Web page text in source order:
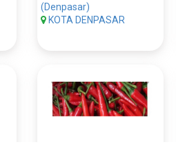
(Denpasar)
KOTA DENPASAR